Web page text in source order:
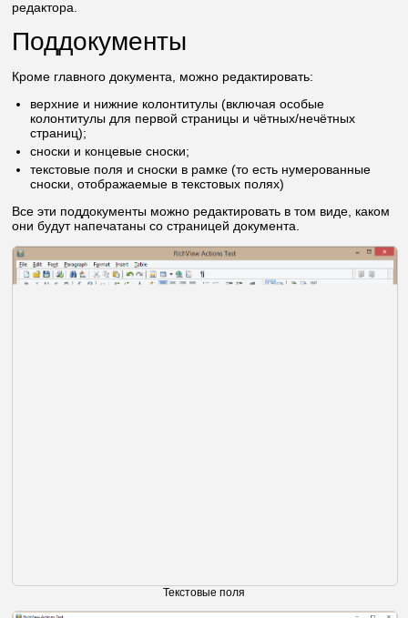
редактора.
Поддокументы
Кроме главного документа, можно редактировать:
верхние и нижние колонтитулы (включая особые
колонтитулы для первой страницы и чётных/нечётных
страниц);
сноски и концевые сноски;
текстовые поля и сноски в рамке (то есть нумерованные
сноски, отображаемые в текстовых полях)
Все эти поддокументы можно редактировать в том виде, каком
они будут напечатаны со страницей документа.
Текстовые поля